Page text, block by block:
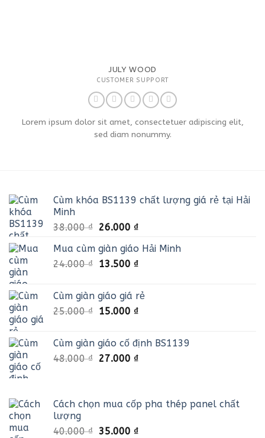
JULY WOOD
CUSTOMER SUPPORT
Lorem ipsum dolor sit amet, consectetuer adipiscing elit,
sed diam nonummy.
Cùm khóa BS1139 chất lượng giá rẻ tại Hải
Minh
38.000₫ Giá
là:
38.000 ₫.
26.000 ₫Giá
tại
là:
Mua cùm giàn giáo Hải Minh
24.000₫ Giá
24.000 ₫.
13.500 ₫Giá
là:
13.500 ₫.
Cùm giàn giáo giá rẻ
25.000₫ Giá
25.000 ₫.
15.000 ₫Giá
là:
15.000 ₫.
Cùm giàn giáo cố định BS1139
48.000₫ Giá
27.000 ₫Giá
27.000 ₫.
Cách chọn mua cốp pha thép panel chất
lượng
40.000₫ Giá
35.000 ₫Giá